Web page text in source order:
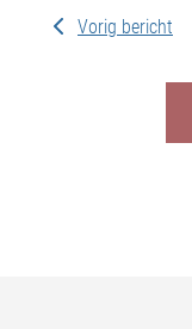
Vorig bericht